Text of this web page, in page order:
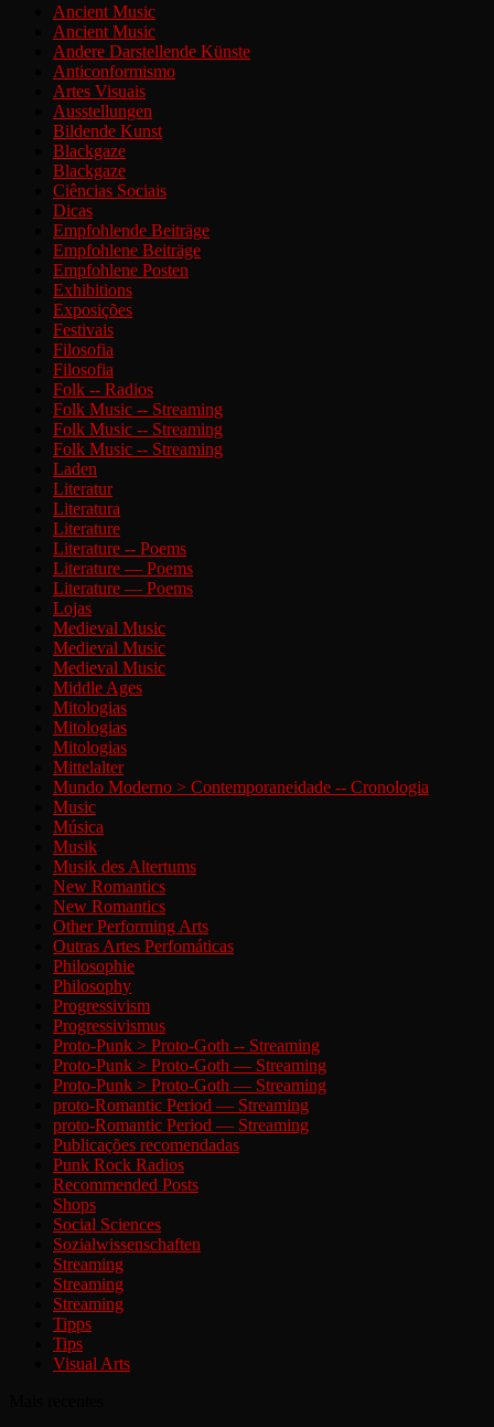
Ancient Music
Ancient Music
Andere Darstellende Künste
Anticonformismo
Artes Visuais
Ausstellungen
Bildende Kunst
Blackgaze
Blackgaze
Ciências Sociais
Dicas
Empfohlende Beiträge
Empfohlene Beiträge
Empfohlene Posten
Exhibitions
Exposições
Festivais
Filosofia
Filosofia
Folk -- Radios
Folk Music -- Streaming
Folk Music -- Streaming
Folk Music -- Streaming
Laden
Literatur
Literatura
Literature
Literature -- Poems
Literature — Poems
Literature — Poems
Lojas
Medieval Music
Medieval Music
Medieval Music
Middle Ages
Mitologias
Mitologias
Mitologias
Mittelalter
Mundo Moderno > Contemporaneidade -- Cronologia
Music
Música
Musik
Musik des Altertums
New Romantics
New Romantics
Other Performing Arts
Outras Artes Perfomáticas
Philosophie
Philosophy
Progressivism
Progressivismus
Proto-Punk > Proto-Goth -- Streaming
Proto-Punk > Proto-Goth — Streaming
Proto-Punk > Proto-Goth — Streaming
proto-Romantic Period — Streaming
proto-Romantic Period — Streaming
Publicações recomendadas
Punk Rock Radios
Recommended Posts
Shops
Social Sciences
Sozialwissenschaften
Streaming
Streaming
Streaming
Tipps
Tips
Visual Arts